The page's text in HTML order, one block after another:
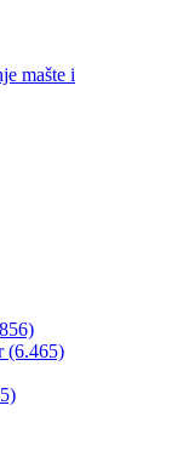
mašte i
(6.465)